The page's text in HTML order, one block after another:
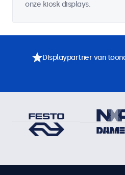
onze kiosk displays.
Displaypartner van